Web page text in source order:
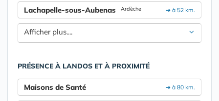
➔ à 52 km.
Lachapelle-sous-Aubenas Ardèche
Afficher plus....
PRÉSENCE À LANDOS ET À PROXIMITÉ
➔ à 80 km.
Maisons de Santé